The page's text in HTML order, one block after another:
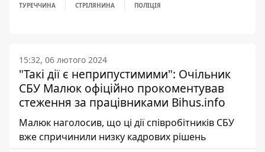
ТУРЕЧЧИНА СТРІЛЯНИНА ПОЛІЦІЯ
15:32, 06 лютого 2024
"Такі дії є неприпустимими": Очільник
СБУ Малюк офіційно прокоментував
стеження за працівниками Bihus.info
Малюк наголосив, що ці дії співробітників СБУ
вже спричинили низку кадрових рішень